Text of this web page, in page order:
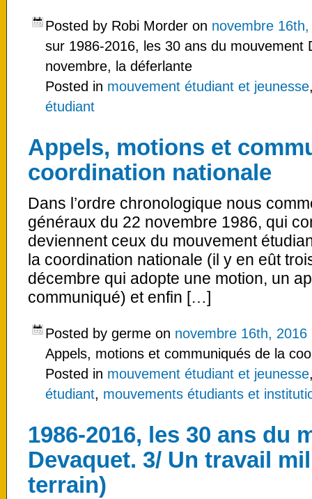
Posted by Robi Morder on novembre
sur 1986-2016, les 30 ans du mouvement
novembre, la déferlante
Posted in mouvement étudiant et jeunesse
étudiant
Appels, motions et
coordination nationale
Dans l’ordre chronologique nous
généraux du 22 novembre 1986, qui
deviennent ceux du mouvement
la coordination nationale (il y en eût
décembre qui adopte une motion, un
communiqué) et enfin […]
Posted by germe on novembre 16th, 2016
Appels, motions et communiqués de la
Posted in mouvement étudiant et jeunesse
étudiant, mouvements étudiants et
1986-2016, les 30 ans du
Devaquet. 3/ Un travail
terrain)